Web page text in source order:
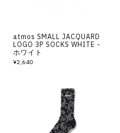
atmos SMALL JACQUARD
LOGO 3P SOCKS WHITE -
ホワイト
¥2,640